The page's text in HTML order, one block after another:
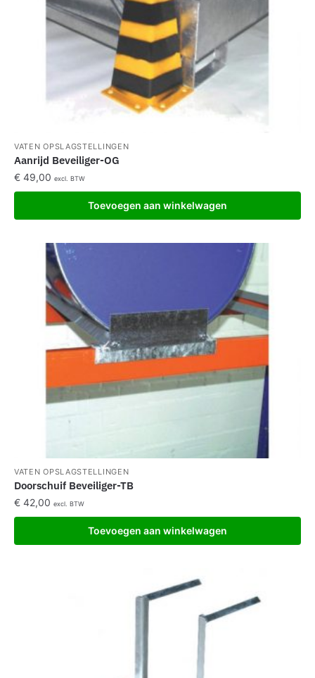
VATEN OPSLAGSTELLINGEN
Aanrijd Beveiliger-OG
€ 49,00 excl. BTW
Toevoegen aan winkelwagen
VATEN OPSLAGSTELLINGEN
Doorschuif Beveiliger-TB
€ 42,00 excl. BTW
Toevoegen aan winkelwagen